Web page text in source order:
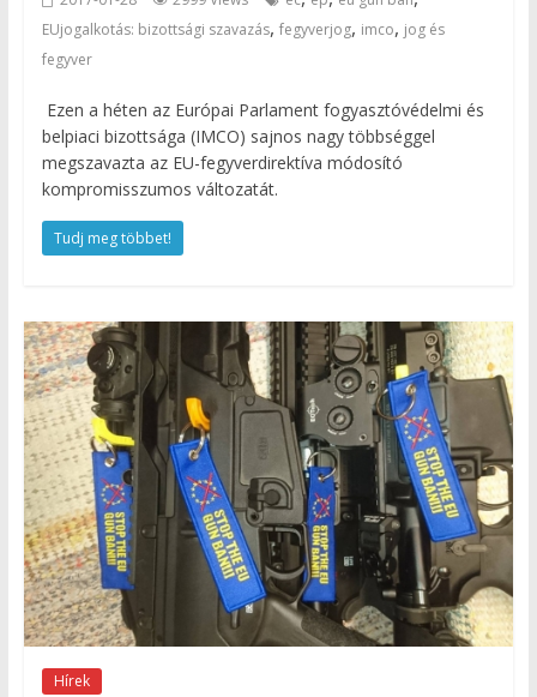
EUjogalkotás: bizottsági szavazás, fegyverjog, imco, jog és
fegyver
Ezen a héten az Európai Parlament fogyasztóvédelmi és
belpiaci bizottsága (IMCO) sajnos nagy többséggel
megszavazta az EU-fegyverdirektíva módosító
kompromisszumos változatát.
Tudj meg többet!
Hírek